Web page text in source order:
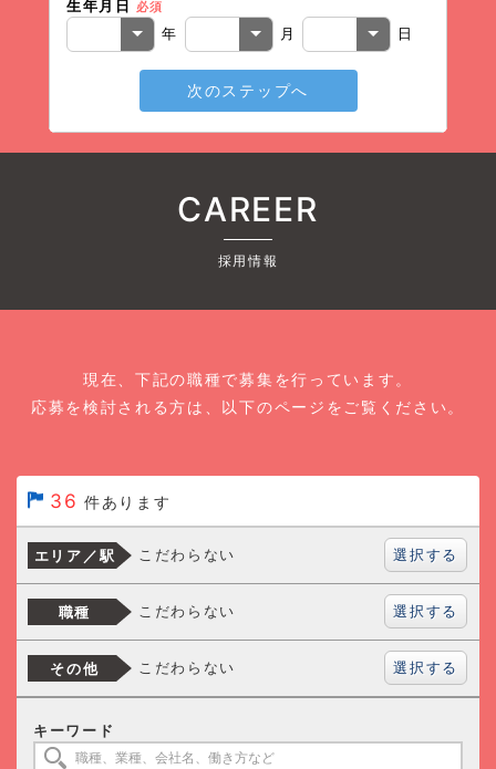
生年月日 必須
年 月 日
次のステップへ
CAREER
採用情報
現在、下記の職種で募集を行っています。
応募を検討される方は、以下のページをご覧ください。
36 件あります
エリア／駅 こだわらない 選択する
職種 こだわらない 選択する
その他 こだわらない 選択する
キーワード